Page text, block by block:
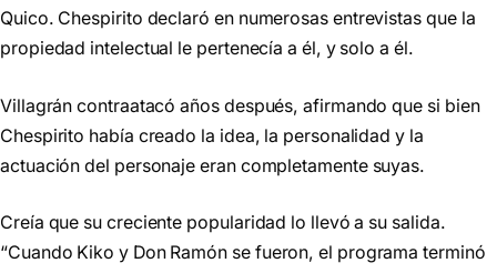
Quico. Chespirito declaró en numerosas entrevistas que la
propiedad intelectual le pertenecía a él, y solo a él.
Villagrán contraatacó años después, afirmando que si bien
Chespirito había creado la idea, la personalidad y la
actuación del personaje eran completamente suyas.
Creía que su creciente popularidad lo llevó a su salida.
“Cuando Kiko y Don Ramón se fueron, el programa terminó